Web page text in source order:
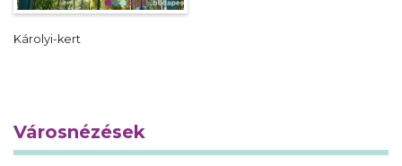
Károlyi-kert
Városnézések